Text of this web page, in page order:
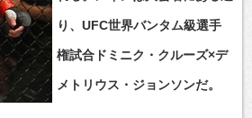
り、UFC世界バンタム級選手
権試合ドミニク・クルーズ×デ
メトリウス・ジョンソンだ。